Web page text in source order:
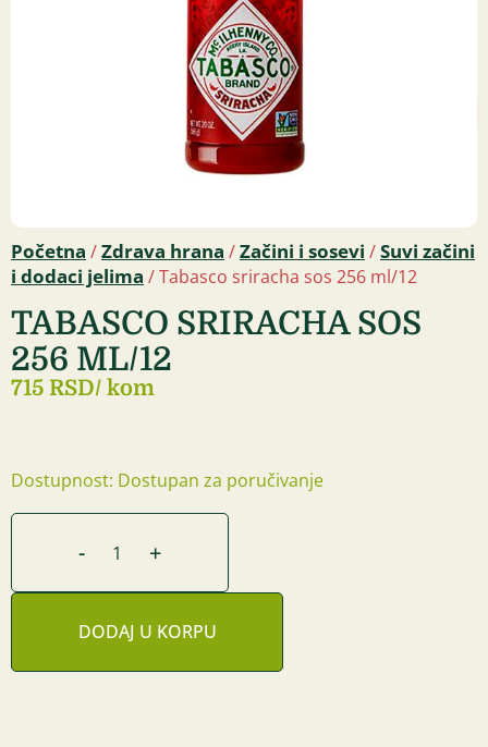
Početna /Zdrava hrana /Začini i sosevi /Suvi začini
i dodaci jelima / Tabasco sriracha sos 256 ml/12
TABASCO SRIRACHA SOS
256 ML/12
715 RSD/ kom
Dostupnost: Dostupan za poručivanje
- +
DODAJ U KORPU